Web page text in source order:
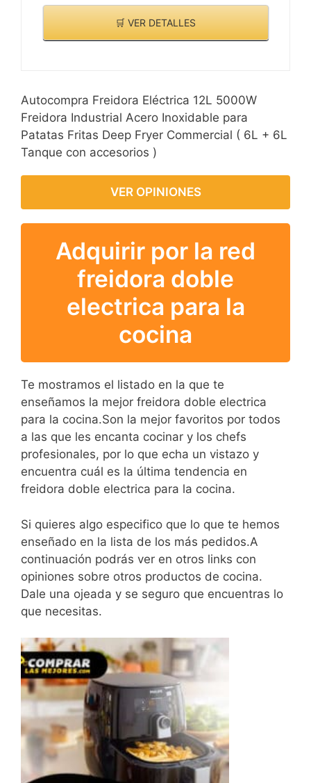
🛒 VER DETALLES
Autocompra Freidora Eléctrica 12L 5000W
Freidora Industrial Acero Inoxidable para
Patatas Fritas Deep Fryer Commercial ( 6L + 6L
Tanque con accesorios )
VER OPINIONES
Adquirir por la red
freidora doble
electrica para la
cocina
Te mostramos el listado en la que te
enseñamos la mejor freidora doble electrica
para la cocina.Son la mejor favoritos por todos
a las que les encanta cocinar y los chefs
profesionales, por lo que echa un vistazo y
encuentra cuál es la última tendencia en
freidora doble electrica para la cocina.
Si quieres algo especifico que lo que te hemos
enseñado en la lista de los más pedidos.A
continuación podrás ver en otros links con
opiniones sobre otros productos de cocina.
Dale una ojeada y se seguro que encuentras lo
que necesitas.